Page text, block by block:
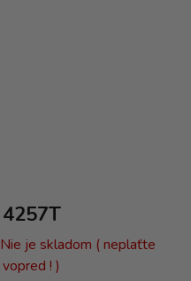
4257T
Nie je skladom ( neplaťte
vopred ! )